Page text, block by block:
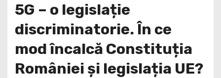
5G – o legislație
discriminatorie. În ce
mod încalcă Constituția
României și legislația UE?